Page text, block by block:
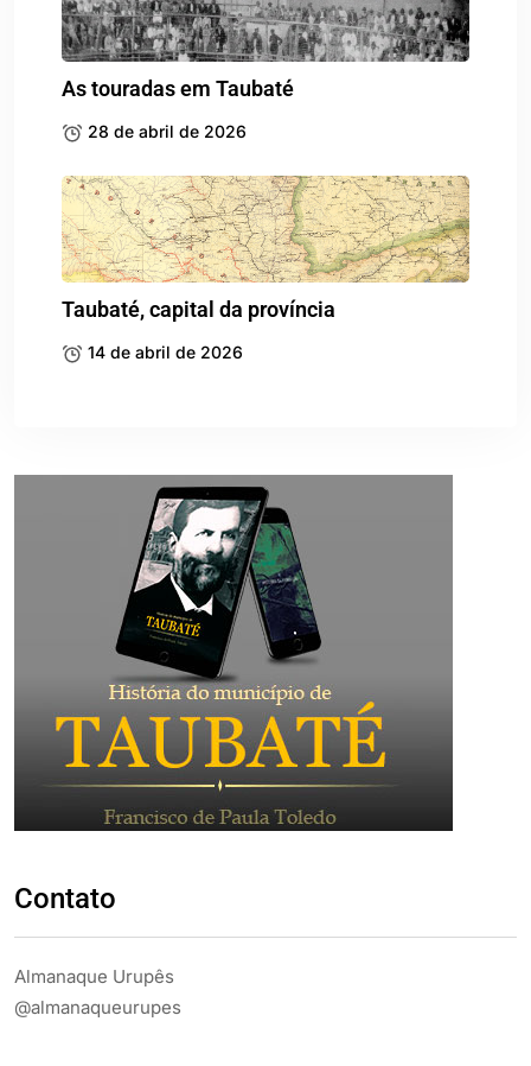
As touradas em Taubaté
28 de abril de 2026
Taubaté, capital da província
14 de abril de 2026
Contato
Almanaque Urupês
@almanaqueurupes